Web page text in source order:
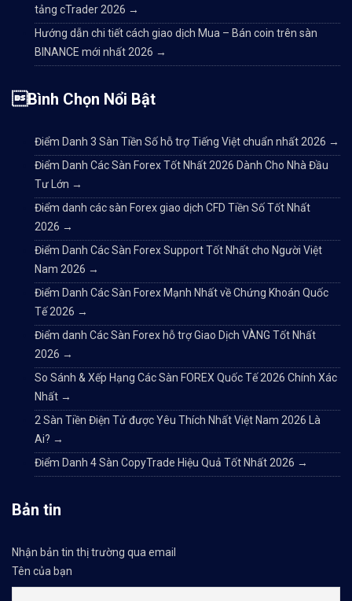
tảng cTrader 2026 →
Hướng dẫn chi tiết cách giao dịch Mua – Bán coin trên sàn
BINANCE mới nhất 2026 →
Bình Chọn Nổi Bật
Điểm Danh 3 Sàn Tiền Số hỗ trợ Tiếng Việt chuẩn nhất 2026 →
Điểm Danh Các Sàn Forex Tốt Nhất 2026 Dành Cho Nhà Đầu
Tư Lớn →
Điểm danh các sàn Forex giao dịch CFD Tiền Số Tốt Nhất
2026 →
Điểm Danh Các Sàn Forex Support Tốt Nhất cho Người Việt
Nam 2026 →
Điểm Danh Các Sàn Forex Mạnh Nhất về Chứng Khoán Quốc
Tế 2026 →
Điểm danh Các Sàn Forex hỗ trợ Giao Dịch VÀNG Tốt Nhất
2026 →
So Sánh & Xếp Hạng Các Sàn FOREX Quốc Tế 2026 Chính Xác
Nhất →
2 Sàn Tiền Điện Tử được Yêu Thích Nhất Việt Nam 2026 Là
Ai? →
Điểm Danh 4 Sàn CopyTrade Hiệu Quả Tốt Nhất 2026 →
Bản tin
Nhận bản tin thị trường qua email
Tên của bạn